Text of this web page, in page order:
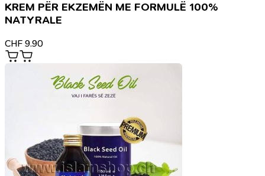
KREM PËR EKZEMËN ME FORMULË 100%
NATYRALE
CHF 9.90